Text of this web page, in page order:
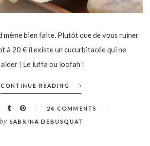
même bien faite. Plutôt que de vous ruiner
à 20 € il existe un cucurbitacée qui ne
aider ! Le luffa ou loofah !
CONTINUE READING
24 COMMENTS
by SABRINA DEBUSQUAT